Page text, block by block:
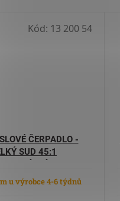
ČERPADLO -
SUD 45:1
OLEJE,
VAZELÍNY)
u výrobce 4-6 týdnů
Kód: 13 200 54